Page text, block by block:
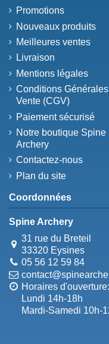
Promotions
Nouveaux produits
Meilleures ventes
Livraison
Mentions légales
Conditions
Vente (CGV)
Paiement sécurisé
Notre boutique Spine
Archery
Contactez-nous
Plan du site
Coordonnées
Spine Archery
31 rue du Breteil
33320 Eysines
05 56 12 59 84
Horaires d'ouverture:
Lundi 14h-18h
Mardi-Samedi 10h-